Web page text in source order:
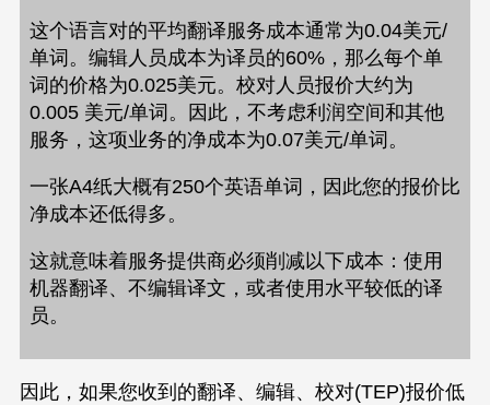
这个语言对的平均翻译服务成本通常为0.04美元/
单词。编辑人员成本为译员的60%，那么每个单
词的价格为0.025美元。校对人员报价大约为
0.005 美元/单词。因此，不考虑利润空间和其他
服务，这项业务的净成本为0.07美元/单词。
一张A4纸大概有250个英语单词，因此您的报价比
净成本还低得多。
这就意味着服务提供商必须削减以下成本：使用
机器翻译、不编辑译文，或者使用水平较低的译
员。
因此，如果您收到的翻译、编辑、校对(TEP)报价低
点击“发送”按钮即表示您接受我们的隐私政策